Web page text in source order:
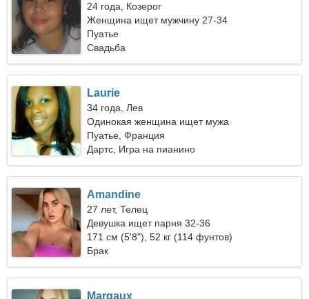
24 года, Козерог
Женщина ищет мужчину 27-34
Пуатье
Свадьба
Laurie
34 года, Лев
Одинокая женщина ищет мужа
Пуатье, Франция
Дартс, Игра на пианино
Amandine
27 лет, Телец
Девушка ищет парня 32-36
171 см (5'8"), 52 кг (114 фунтов)
Брак
Margaux